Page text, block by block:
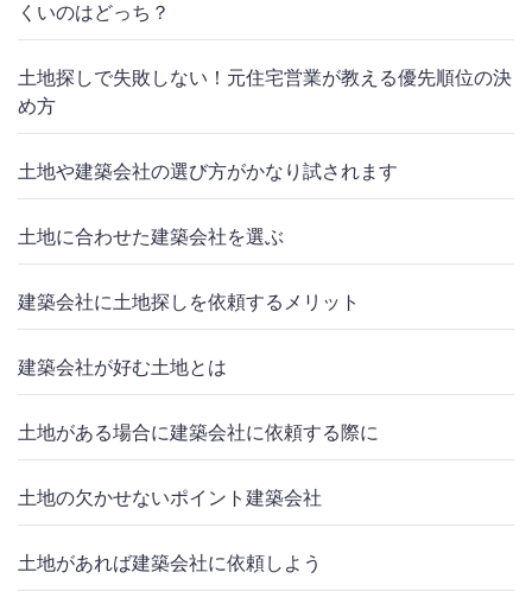
くいのはどっち？
土地探しで失敗しない！元住宅営業が教える優先順位の決
め方
土地や建築会社の選び方がかなり試されます
土地に合わせた建築会社を選ぶ
建築会社に土地探しを依頼するメリット
建築会社が好む土地とは
土地がある場合に建築会社に依頼する際に
土地の欠かせないポイント建築会社
土地があれば建築会社に依頼しよう